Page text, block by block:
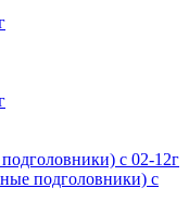
с 02-12г
подголовники) с